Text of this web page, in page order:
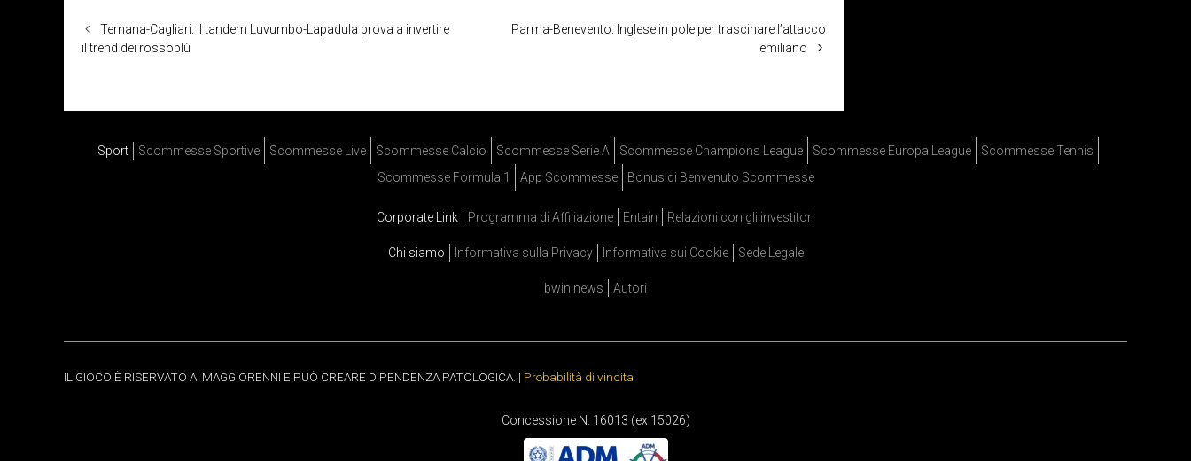
Ternana-Cagliari: il tandem Luvumbo-Lapadula prova a invertire
il trend dei rossoblù
Parma-Benevento: Inglese in pole per trascinare l’attacco
emiliano
Sport Scommesse Sportive Scommesse Live Scommesse Calcio Scommesse Serie A Scommesse Champions League Scommesse Europa League
Scommesse Tennis
Scommesse Formula 1
App Scommesse Bonus di Benvenuto Scommesse
Corporate Link Programma di Affiliazione Entain Relazioni con gli investitori
Chi siamo Informativa sulla Privacy Informativa sui Cookie Sede Legale
bwin news Autori
IL GIOCO È RISERVATO AI MAGGIORENNI E PUÒ CREARE DIPENDENZA PATOLOGICA. | Probabilità di vincita
Concessione N. 16013 (ex 15026)